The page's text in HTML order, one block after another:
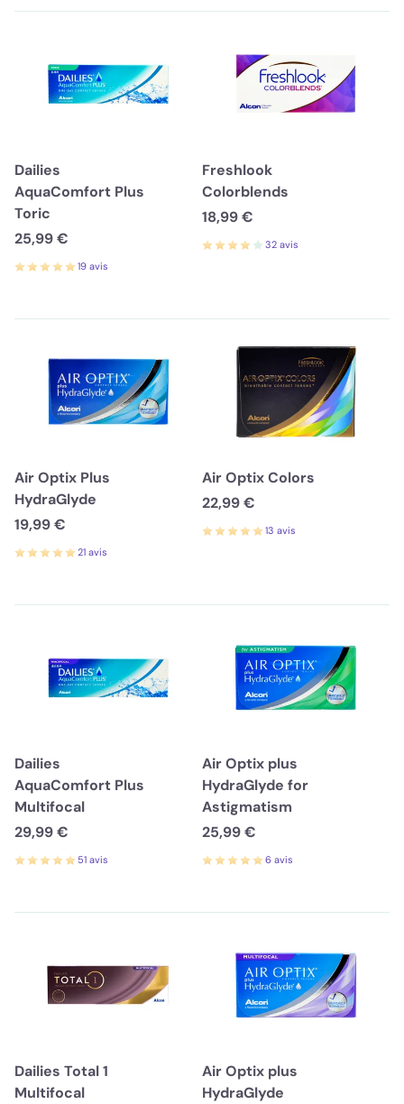
Dailies
AquaComfort Plus
Toric
25,99 €
19 avis
Freshlook
Colorblends
18,99 €
32 avis
Air Optix Plus
HydraGlyde
19,99 €
21 avis
Air Optix Colors
22,99 €
13 avis
Dailies
AquaComfort Plus
Multifocal
29,99 €
51 avis
Air Optix plus
HydraGlyde for
Astigmatism
25,99 €
6 avis
Dailies Total 1
Multifocal
Air Optix plus
HydraGlyde